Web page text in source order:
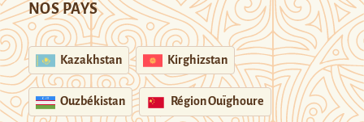
NOS PAYS
Kazakhstan Kirghizstan
Ouzbékistan Région Ouïghoure